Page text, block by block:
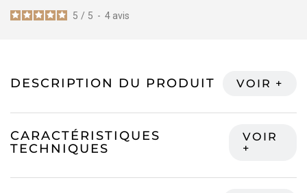
5 / 5 - 4 avis
DESCRIPTION DU PRODUIT
CARACTÉRISTIQUES
TECHNIQUES